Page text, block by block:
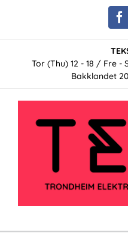
content
Tor (Thu) 12 - 18 / Fre -
Bakklandet